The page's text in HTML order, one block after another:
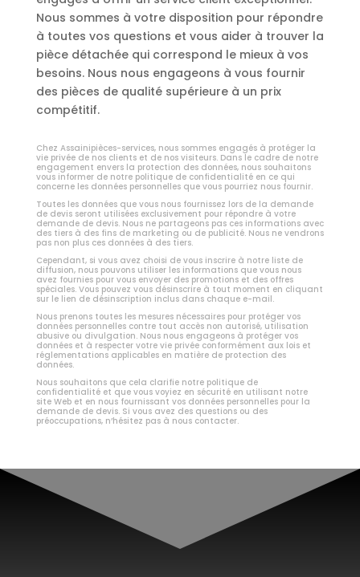
Nous sommes à votre disposition pour répondre
à toutes vos questions et vous aider à trouver la
pièce détachée qui correspond le mieux à vos
besoins. Nous nous engageons à vous fournir
des pièces de qualité supérieure à un prix
compétitif.
Chez Assainipièces-services, nous sommes engagés à protéger la
vie privée de nos clients et de nos visiteurs. Dans le cadre de notre
engagement envers la protection des données, nous souhaitons
vous informer de notre politique de confidentialité en ce qui
concerne les données personnelles que vous pourriez nous fournir.
Toutes les données que vous nous fournissez lors de la demande
de devis seront utilisées exclusivement pour répondre à votre
demande de devis. Nous ne partageons pas ces informations avec
des tiers à des fins de marketing ou de publicité. Nous ne vendrons
pas non plus ces données à des tiers.
Cependant, si vous avez choisi de vous inscrire à notre liste de
diffusion, nous pouvons utiliser les informations que vous nous
avez fournies pour vous envoyer des promotions et des offres
spéciales. Vous pouvez vous désinscrire à tout moment en cliquant
sur le lien de désinscription inclus dans chaque e-mail.
Nous prenons toutes les mesures nécessaires pour protéger vos
données personnelles contre tout accès non autorisé, utilisation
abusive ou divulgation. Nous nous engageons à protéger vos
données et à respecter votre vie privée conformément aux lois et
réglementations applicables en matière de protection des
données.
Nous souhaitons que cela clarifie notre politique de
confidentialité et que vous voyiez en sécurité en utilisant notre
site Web et en nous fournissant vos données personnelles pour la
demande de devis. Si vous avez des questions ou des
préoccupations, n’hésitez pas à nous contacter.